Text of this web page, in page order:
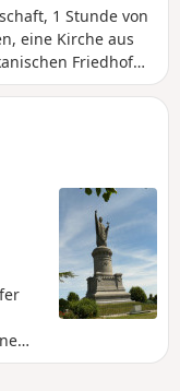
1 Stunde von
eine Kirche aus
Friedhof